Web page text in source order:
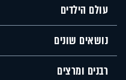
עולם הילדים
נושאים שונים
רבנים ומרצים